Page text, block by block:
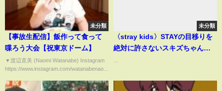
未分類
【事故生配信】飯作って食って
喋ろう大会【祝東京ドーム】
▼渡辺直美 (Naomi Watanabe) Instagram
https://www.instagram.com/watanabenao...
未分類
〈stray kids〉STAYの目移りを
絶対に許さないスキズちゃん達